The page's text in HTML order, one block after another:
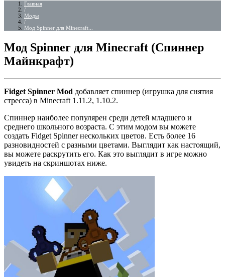
Главная
/
Моды
/
Мод Spinner для Minecraft...
Мод Spinner для Minecraft (Спиннер
Майнкрафт)
Fidget Spinner Mod добавляет спиннер (игрушка для снятия
стресса) в Minecraft 1.11.2, 1.10.2.
Спиннер наиболее популярен среди детей младшего и
среднего школьного возраста. С этим модом вы можете
создать Fidget Spinner нескольких цветов. Есть более 16
разновидностей с разными цветами. Выглядит как настоящий,
вы можете раскрутить его. Как это выглядит в игре можно
увидеть на скриншотах ниже.